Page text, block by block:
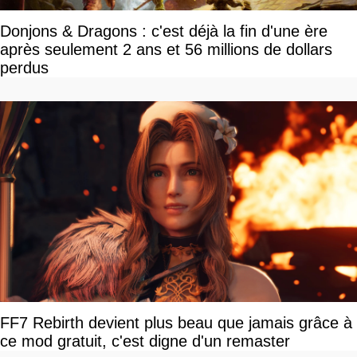
Donjons & Dragons : c'est déjà la fin d'une ère
après seulement 2 ans et 56 millions de dollars
perdus
FF7 Rebirth devient plus beau que jamais grâce à
ce mod gratuit, c'est digne d'un remaster